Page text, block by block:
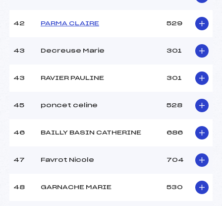
42 PARMA CLAIRE 529
43 Decreuse Marie 301
43 RAVIER PAULINE 301
45 poncet celine 528
46 BAILLY BASIN CATHERINE 686
47 Favrot Nicole 704
48 GARNACHE MARIE 530